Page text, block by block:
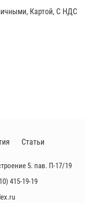
Картой, С НДС
5. пав. П-17/19
415-19-19
Статьи